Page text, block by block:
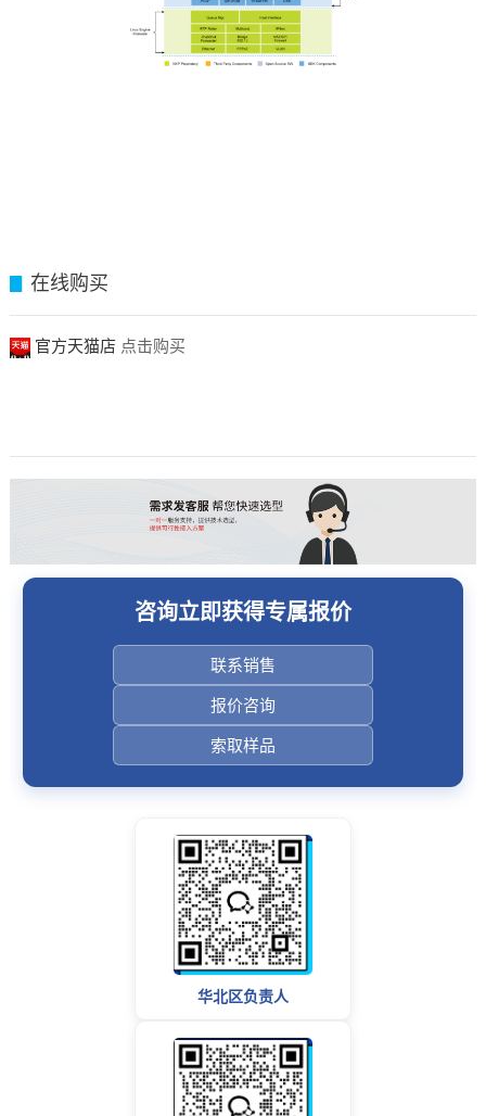
在线购买
官方天猫店 点击购买
咨询立即获得专属报价
联系销售
报价咨询
索取样品
华北区负责人